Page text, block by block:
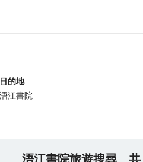
目的地
浯江書院旅遊搜尋 共